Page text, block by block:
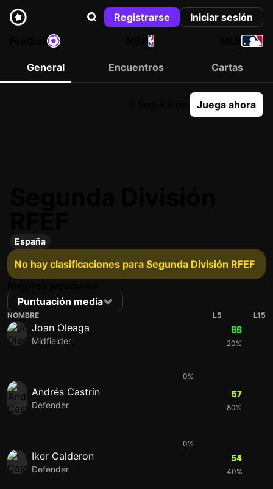
Registrarse
Iniciar sesión
NBA
General Encuentros Cartas
Juega ahora
España
No hay clasificaciones para Segunda División RFEF
Puntuación media
NOMBRE L5 L15
Joan Oleaga
Midfielder
66
20%
0%
Andrés Castrín
Defender
57
80%
0%
Iker Calderon
Defender
54
40%